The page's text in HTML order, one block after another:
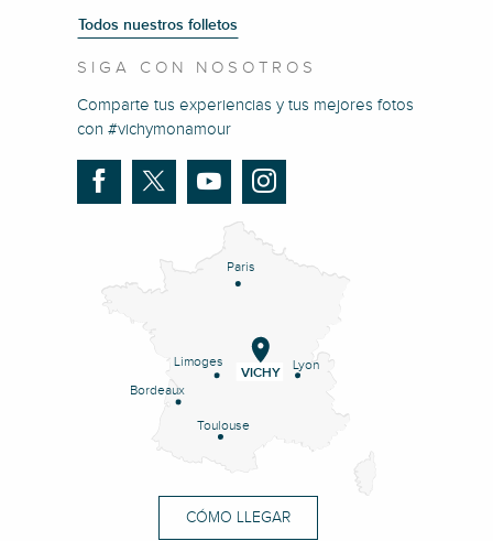
Todos nuestros folletos
SIGA CON NOSOTROS
Comparte tus experiencias y tus mejores fotos
con #vichymonamour
Paris
Lyon
Limoges
Bordeaux
Toulouse
VICHY
CÓMO LLEGAR